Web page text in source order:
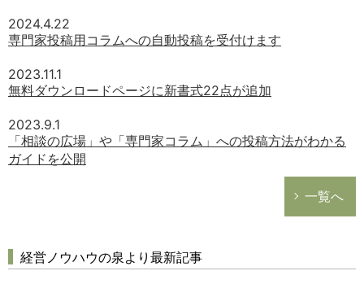
どのカテゴリーに投稿しますか？
労務管理
企業法務
次へ
2024.4.22
専門家投稿用コラムへの自動投稿を受付けます
2023.11.1
無料ダウンロードページに新書式22点が追加
2023.9.1
「相談の広場」や「専門家コラム」への投稿方法がわかる
ガイドを公開
一覧へ
経営ノウハウの泉より最新記事